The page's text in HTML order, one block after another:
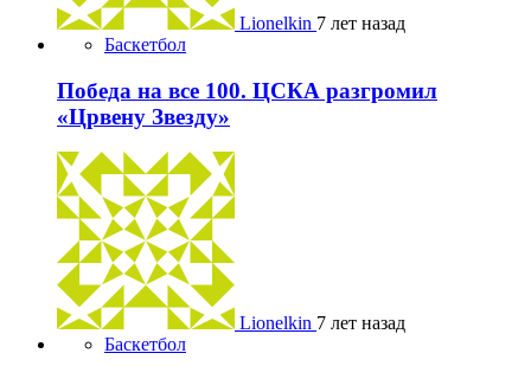
Lionelkin 7 лет назад
Баскетбол
Победа на все 100. ЦСКА разгромил
«Црвену Звезду»
Lionelkin 7 лет назад
Баскетбол